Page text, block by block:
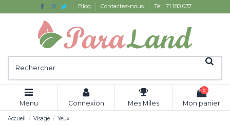
Blog Contactez-nous Tél : 71 180 037
Menu Connexion Mes Miles
0
Mon panier
Accueil Visage Yeux